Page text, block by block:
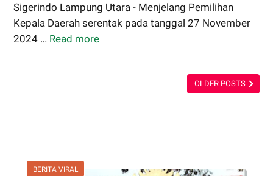
Sigerindo Lampung Utara - Menjelang Pemilihan
Kepala Daerah serentak pada tanggal 27 November
2024 … Read more
Warga
OLDER POSTS
BERITA VIRAL